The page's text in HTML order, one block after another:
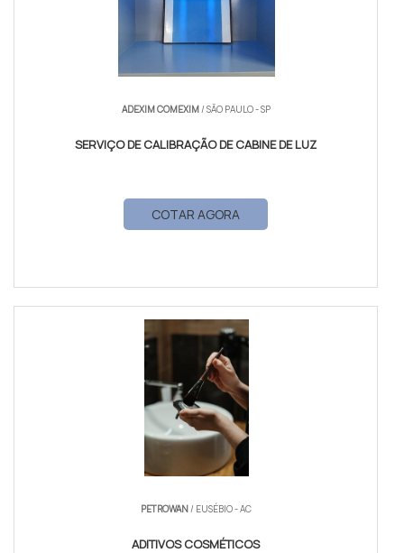
ADEXIM COMEXIM/ SÃO PAULO - SP
SERVIÇO DE CALIBRAÇÃO DE CABINE DE LUZ
COTAR AGORA
PETROWAN/ EUSÉBIO - AC
ADITIVOS COSMÉTICOS